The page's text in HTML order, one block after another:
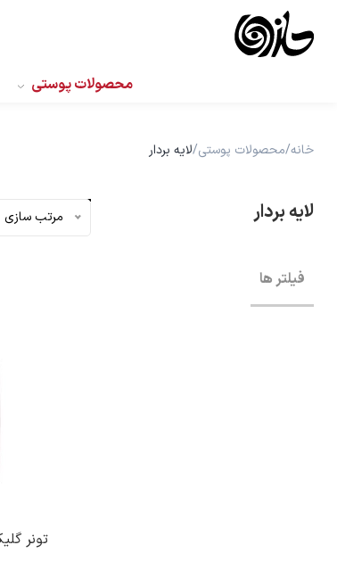
Products
search
محصولات پوستی
مراقبت بدن
برندها
محصولات پوستی
خانه/محصولات پوستی/لایه بردار
لایه بردار
فیلتر ها
مرتب سازی